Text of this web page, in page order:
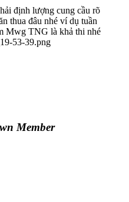
định lượng cung cầu rõ
thua đâu nhé ví dụ tuần
Mwg TNG là khả thi nhé
Member